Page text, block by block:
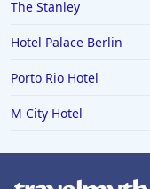
The Stanley
Hotel Palace Berlin
Porto Rio Hotel
M City Hotel